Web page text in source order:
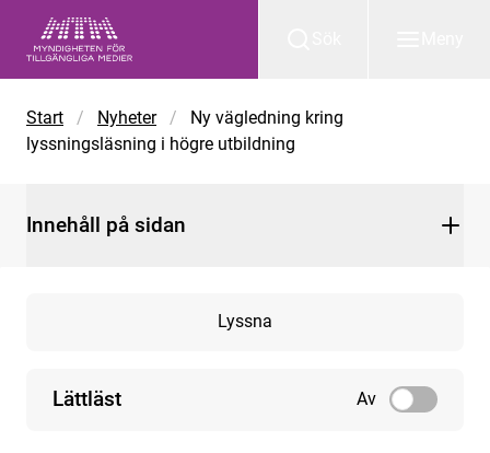
Start / Nyheter /
Ny vägledning kring
lyssningsläsning i högre utbildning
Lyssna
Lättläst Av
Innehåll på sidan